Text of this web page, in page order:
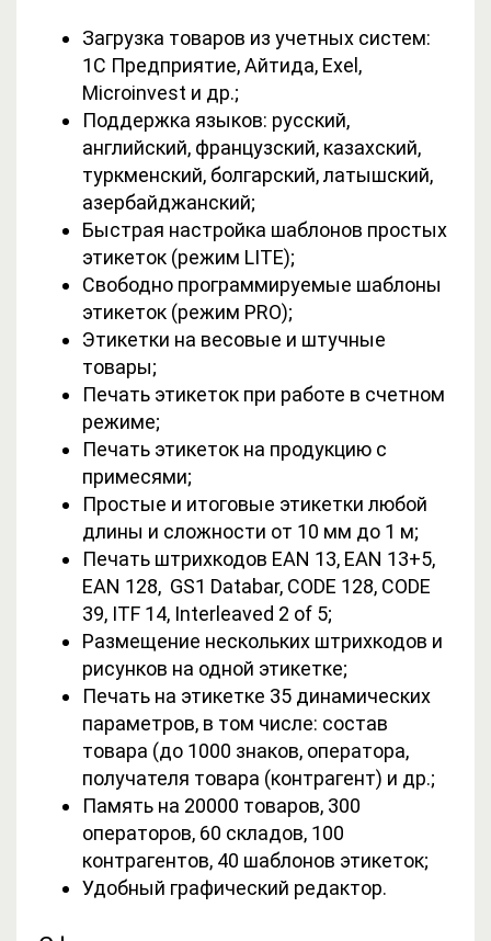
Загрузка товаров из учетных систем:
1С Предприятие, Айтида, Exel,
Microinvest и др.;
Поддержка языков: русский,
английский, французский, казахский,
туркменский, болгарский, латышский,
азербайджанский;
Быстрая настройка шаблонов простых
этикеток (режим LITE);
Свободно программируемые шаблоны
этикеток (режим PRO);
Этикетки на весовые и штучные
товары;
Печать этикеток при работе в счетном
режиме;
Печать этикеток на продукцию с
примесями;
Простые и итоговые этикетки любой
длины и сложности от 10 мм до 1 м;
Печать штрихкодов EAN 13, EAN 13+5,
EAN 128, GS1 Databar, CODE 128, CODE
39, ITF 14, Interleaved 2 of 5;
Размещение нескольких штрихкодов и
рисунков на одной этикетке;
Печать на этикетке 35 динамических
параметров, в том числе: состав
товара (до 1000 знаков, оператора,
получателя товара (контрагент) и др.;
Память на 20000 товаров, 300
операторов, 60 складов, 100
контрагентов, 40 шаблонов этикеток;
Удобный графический редактор.